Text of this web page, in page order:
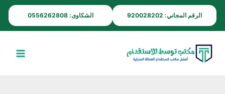
الرقم المجاني: 920028202 الشكاوى: 0556262808
تخطي
إلى
المحتوى